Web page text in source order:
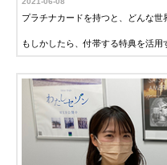
プラチナカードを持つと、どんな世
もしかしたら、付帯する特典を活
新時代のクレジットカードとの付き